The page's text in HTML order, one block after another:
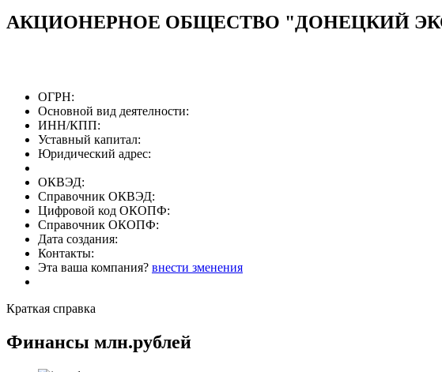
АКЦИОНЕРНОЕ ОБЩЕСТВО "ДОНЕЦКИЙ
ОГРН:
Основной вид деятелности:
ИНН/КПП:
Уставный капитал:
Юридический адрес:
ОКВЭД:
Справочник ОКВЭД:
Цифровой код ОКОПФ:
Справочник ОКОПФ:
Дата создания:
Контакты:
Эта ваша компания? внести зменения
Краткая справка
Финансы млн.рублей